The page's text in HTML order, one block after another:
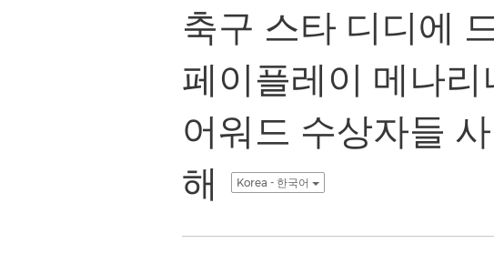
축구 스타 디디에
페이플레이 메나
어워드 수상자들
해
Korea - 한국어